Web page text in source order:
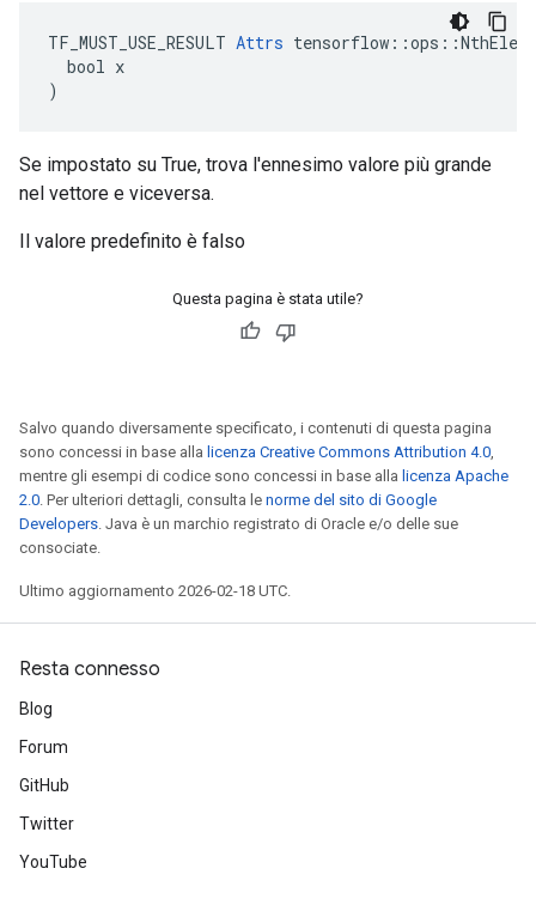
TF_MUST_USE_RESULT Attrs
  bool x
)
Se impostato su True, trova l'ennesimo valore più grande
nel vettore e viceversa.
Il valore predefinito è falso
Questa pagina è stata utile?
Salvo quando diversamente specificato, i contenuti di questa pagina
sono concessi in base alla licenza Creative Commons Attribution 4.0,
mentre gli esempi di codice sono concessi in base alla licenza Apache
2.0. Per ulteriori dettagli, consulta le norme del sito di Google
Developers. Java è un marchio registrato di Oracle e/o delle sue
consociate.
Ultimo aggiornamento 2026-02-18 UTC.
Resta connesso
Blog
Forum
GitHub
Twitter
YouTube